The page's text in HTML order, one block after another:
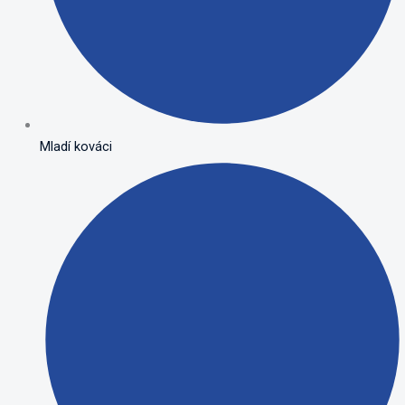
Mladí kováci